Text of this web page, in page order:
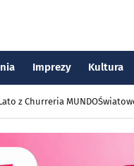
Imprezy Kultura
z Churreria MUNDO